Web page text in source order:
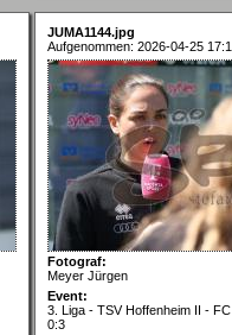
JUMA1144.jpg
Aufgenommen: 2026-04-25
Fotograf:
Meyer Jürgen
Event:
3. Liga - TSV Hoffenheim II -
0:3